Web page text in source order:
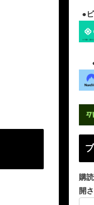
●
購
開